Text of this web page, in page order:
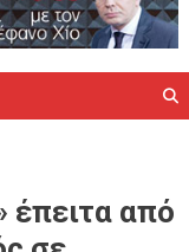
έπειτα από